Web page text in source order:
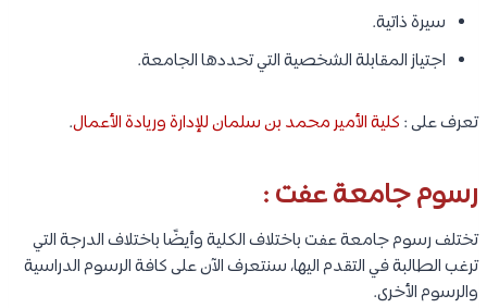
سيرة ذاتية.
اجتياز المقابلة الشخصية التي تحددها الجامعة.
تعرف على : كلية الأمير محمد بن سلمان للإدارة وريادة الأعمال.
رسوم جامعة عفت :
تختلف رسوم جامعة عفت باختلاف الكلية وأيضًا باختلاف الدرجة التي
ترغب الطالبة في التقدم اليها، سنتعرف الآن على كافة الرسوم الدراسية
والرسوم الأخرى.